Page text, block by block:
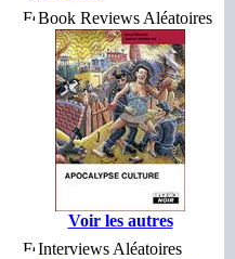
Book Reviews Aléatoires
Voir les autres
Interviews Aléatoires